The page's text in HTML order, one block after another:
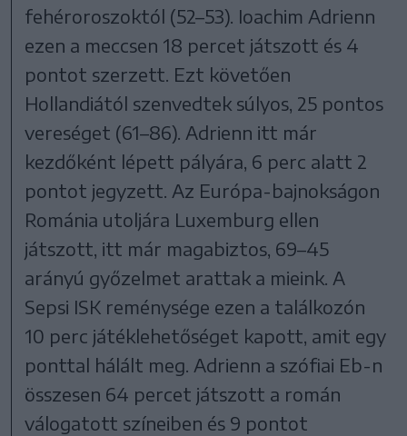
fehéroroszoktól (52–53). Ioachim Adrienn
ezen a meccsen 18 percet játszott és 4
pontot szerzett. Ezt követően
Hollandiától szenvedtek súlyos, 25 pontos
vereséget (61–86). Adrienn itt már
kezdőként lépett pályára, 6 perc alatt 2
pontot jegyzett. Az Európa-bajnokságon
Románia utoljára Luxemburg ellen
játszott, itt már magabiztos, 69–45
arányú győzelmet arattak a mieink. A
Sepsi ISK reménysége ezen a találkozón
10 perc játéklehetőséget kapott, amit egy
ponttal hálált meg. Adrienn a szófiai Eb-n
összesen 64 percet játszott a román
válogatott színeiben és 9 pontot